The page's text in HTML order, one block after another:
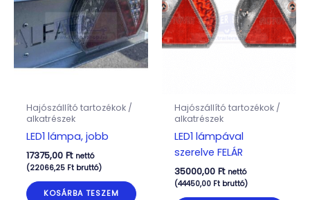
Hajószállító tartozékok /
alkatrészek
LED1 lámpa, jobb
17375,00 Ft nettó
(22066,25 Ftbruttó)
KOSÁRBA TESZEM
Hajószállító tartozékok /
alkatrészek
LED1 lámpával
szerelve FELÁR
35000,00 Ft nettó
(44450,00 Ftbruttó)